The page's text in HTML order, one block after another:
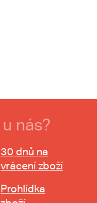
nás?
30 dnů na
vrácení zboží
Prohlídka